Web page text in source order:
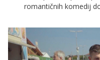
romantičnih komedij